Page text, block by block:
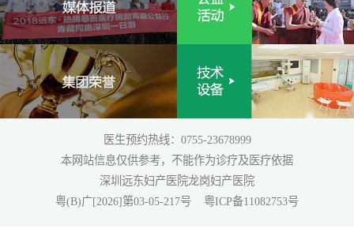
医生预约热线：0755-23678999
本网站信息仅供参考，不能作为诊疗及医疗依据
深圳远东妇产医院龙岗妇产医院
粤(B)广[2026]第03-05-217号
粤ICP备11082753号